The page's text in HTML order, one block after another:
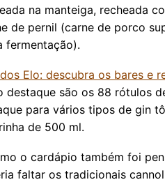
na manteiga, recheada
de pernil (carne de porco
fermentação).
Elo: descubra os bares e
destaque são os 88 rótulos
para vários tipos de gin
de 500 ml.
o cardápio também foi
faltar os tradicionais